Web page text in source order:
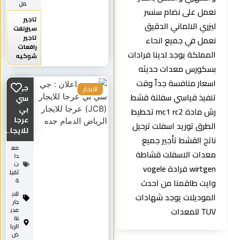
نعمل على نضام سنسر
ليزري الالماني الدقيق
نعمل في جميع انحاء
المملكة يوجد لدينا فرادات
بسكورس معدات حديثه
اسعار منافسة جداً وقت
تنفيذ قياسي سفلتة قشط
رش مادة mc1 rc2 تخطيط
الطرق توريد اسفلت ترحيل
ناتج القشط تأجير جميع
معدات الاسفلت قشاطة
wirtgen فرادة vogele
وايت طاقمنا من احدث
الموديلات يوجد شهادات
TUV للمعدات
مل
تاجير
سيزرلفت
تاجير
رافعات
شوكيه
جي
سي
بي
عرجا
للايجا...
مع
دا
ت
ثقيل
ة
للاي
جار
مدي
نة
الريا
ض
للايجار